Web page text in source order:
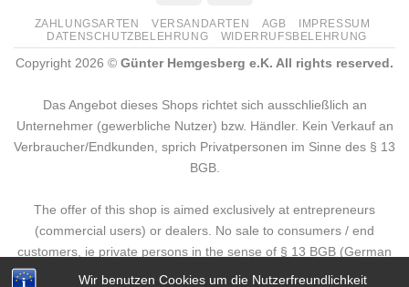
Wir benutzen Cookies um die Nutzerfreundlichkeit
ZAHLUNGSARTEN VERSANDARTEN AGB
IMPRESSUM
DATENSCHUTZBELEHRUNG
WIDERRUFSBELEHRUNG
Copyright 2026 © Günter Hemgesberg e.K. All rights reserved.
Das Angebot dieses Shops richtet sich ausschließlich an
Unternehmer (gewerbliche Nutzer) bzw. Händler. Kein Verkauf an
Verbraucher/Endkunden, sprich Privatpersonen im Sinne des § 13
BGB.
The offer of this shop is aimed exclusively at entrepreneurs
(commercial users) or dealers. No sale to consumers / end
customers, ie private persons in the sense of § 13 BGB (German
Civil Code).